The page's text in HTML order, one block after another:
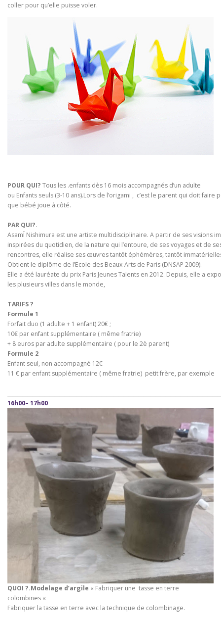
coller pour qu’elle puisse voler.
POUR QUI? Tous les .enfants dès 16 mois accompagnés d’un adulte
ou Enfants seuls (3-10 ans).Lors de l’origami , c’est le parent qui doit faire
que bébé joue à côté.
PAR QUI?.
AsamÏ Nishimura est une artiste multidisciplinaire. A partir de ses visions
inspirées du quotidien, de la nature qui l’entoure, de ses voyages et de
rencontres, elle réalise ses œuvres tantôt éphémères, tantôt
Obtient le diplôme de l’Ecole des Beaux-Arts de Paris (DNSAP 2009).
Elle a été lauréate du prix Paris Jeunes Talents en 2012. Depuis, elle a
les plusieurs villes dans le monde,
TARIFS ?
Formule 1
Forfait duo (1 adulte + 1 enfant) 20€ ;
10€ par enfant supplémentaire ( même fratrie)
+ 8 euros par adulte supplémentaire ( pour le 2è parent)
Formule 2
Enfant seul, non accompagné 12€
11 € par enfant supplémentaire ( même fratrie) petit frère, par exemple
16h00– 17h00
QUOI ?.Modelage d’argile « Fabriquer une tasse en terre
colombines «
Fabriquer la tasse en terre avec la technique de colombinage.